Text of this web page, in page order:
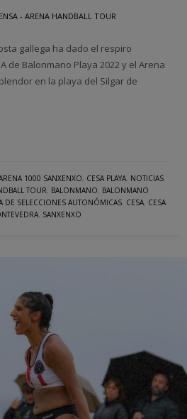
- ARENA HANDBALL TOUR
gallega ha dado el respiro
de Balonmano Playa 2022 y el Arena
en la playa del Silgar de
1000 SANXENXO, CESA PLAYA, NOTICIAS
TOUR, BALONMANO, BALONMANO
DE SELECCIONES AUTONÓMICAS, CESA, CESA
, SANXENXO